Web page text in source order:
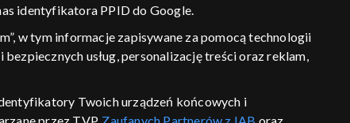
identyfikatora PPID do Google.
w tym informacje zapisywane za pomocą technologii
usług, personalizację treści oraz reklam,
Twoich urządzeń końcowych i